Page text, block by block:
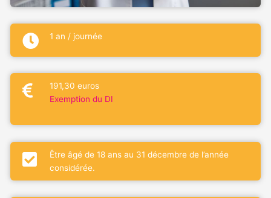
1 an / journée
191,30 euros
Exemption du DI
Être âgé de 18 ans au 31 décembre de l’année
considérée.